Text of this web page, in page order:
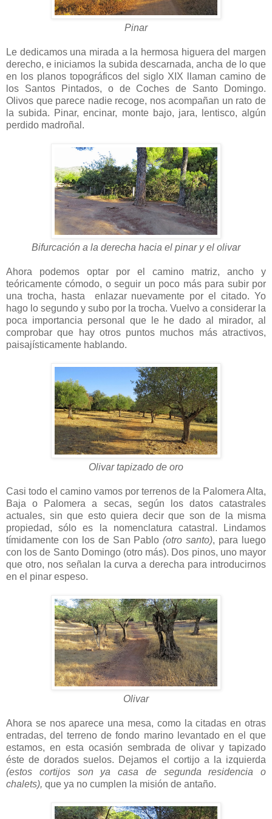
Pinar
Le dedicamos una mirada a la hermosa higuera del margen
derecho, e iniciamos la subida descarnada, ancha de lo que
en los planos topográficos del siglo XIX llaman camino de
los Santos Pintados, o de Coches de Santo Domingo.
Olivos que parece nadie recoge, nos acompañan un rato de
la subida. Pinar, encinar, monte bajo, jara, lentisco, algún
perdido madroñal.
Bifurcación a la derecha hacia el pinar y el olivar
Ahora podemos optar por el camino matriz, ancho y
teóricamente cómodo, o seguir un poco más para subir por
una trocha, hasta enlazar nuevamente por el citado. Yo
hago lo segundo y subo por la trocha. Vuelvo a considerar la
poca importancia personal que le he dado al mirador, al
comprobar que hay otros puntos muchos más atractivos,
paisajísticamente hablando.
Olivar tapizado de oro
Casi todo el camino vamos por terrenos de la Palomera Alta,
Baja o Palomera a secas, según los datos catastrales
actuales, sin que esto quiera decir que son de la misma
propiedad, sólo es la nomenclatura catastral. Lindamos
tímidamente con los de San Pablo(otro santo), para luego
con los de Santo Domingo (otro más). Dos pinos, uno mayor
que otro, nos señalan la curva a derecha para introducirnos
en el pinar espeso.
Olivar
Ahora se nos aparece una mesa, como la citadas en otras
entradas, del terreno de fondo marino levantado en el que
estamos, en esta ocasión sembrada de olivar y tapizado
éste de dorados suelos. Dejamos el cortijo a la izquierda
(estos cortijos son ya casa de segunda residencia o
chalets), que ya no cumplen la misión de antaño.